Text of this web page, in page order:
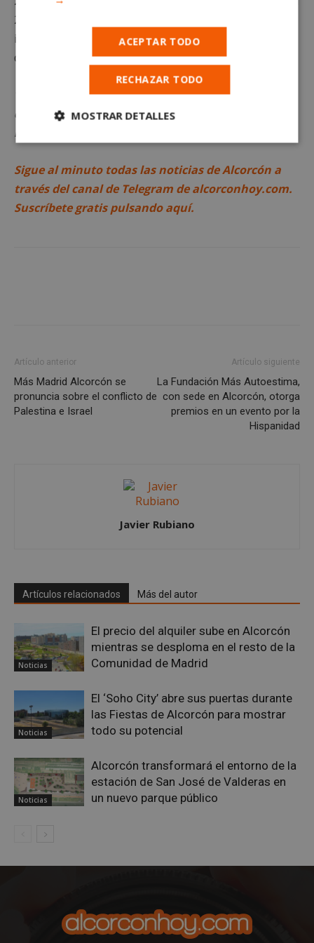
20:30 los fines de semana y festivos. Para más
información, podéis visitar la página web
de
TresAguashaciendo clicen este enlace
*Queda terminantemente prohibido el uso o
distribución sin previo consentimiento del texto o
las imágenes propias de este artículo.
Sigue al minuto todas las noticias de Alcorcón a
través del canal de Telegram de alcorconhoy.com.
Suscríbete gratis pulsando aquí.
Artículo anterior
Más Madrid Alcorcón se
pronuncia sobre el conflicto de
Palestina e Israel
Artículo siguiente
La Fundación Más Autoestima,
con sede en Alcorcón, otorga
premios en un evento por la
Hispanidad
Javier Rubiano
Artículos relacionados Más del autor
Noticias
El precio del alquiler sube en Alcorcón
mientras se desploma en el resto de la
Comunidad de Madrid
Noticias
El ‘Soho City’ abre sus puertas durante
las Fiestas de Alcorcón para mostrar
todo su potencial
Noticias
Alcorcón transformará el entorno de la
estación de San José de Valderas en
un nuevo parque público
ACEPTAR TODO
RECHAZAR TODO
MOSTRAR DETALLES
Cookies
necesarias
Cookies de
Cookies estrictamente necesarias
Cookies de rendimiento
Las cookies estrictamente necesarias permiten la
funcionalidad principal del sitio web, como el
El sitio web no se puede utilizar correctamente sin
PHPSESSID
alcorconhoy.com
Google
Privacy Policy